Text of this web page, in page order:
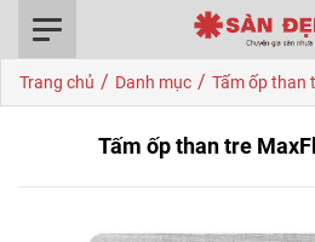
Trang chủ / Danh mục / Tấm ốp than
Tấm ốp than tre